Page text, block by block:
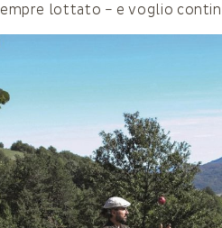
lottato – e voglio